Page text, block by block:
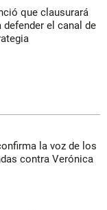
que clausurará
el canal de
la voz de los
contra Verónica